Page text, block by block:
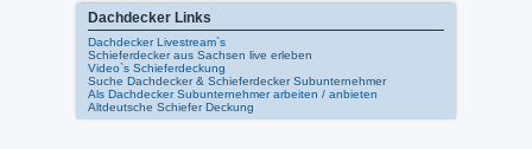
Dachdecker Links
Dachdecker Livestream`s
Schieferdecker aus Sachsen live erleben
Video`s Schieferdeckung
Suche Dachdecker & Schieferdecker Subunternehmer
Als Dachdecker Subunternehmer arbeiten / anbieten
Altdeutsche Schiefer Deckung